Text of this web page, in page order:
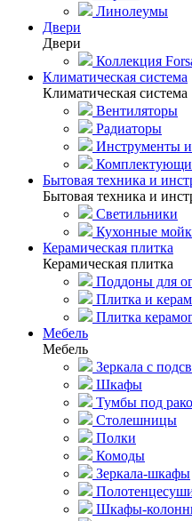
Линолеумы
Двери
Двери
Коллекция
Климатическая система
Климатическая система
Вентиляторы
Радиаторы
Инструменты
Бытовая техника и
Бытовая техника и
Светильники
Кухонные
Керамическая плитка
Керамическая плитка
Поддоны для
Плитка и
Плитка
Мебель
Мебель
Зеркала с
Шкафы
Тумбы под
Столешницы
Полки
Комоды
Зеркала-шкафы
Шкафы-